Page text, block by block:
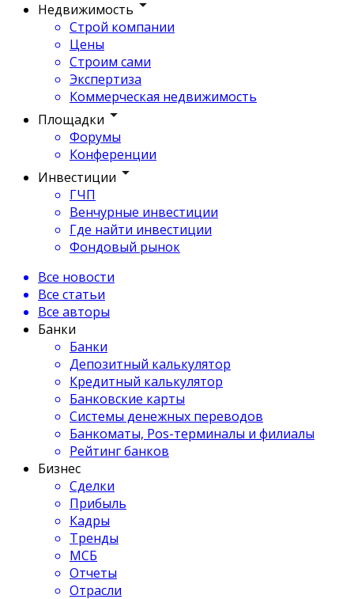
Недвижимость
Строй компании
Цены
Строим сами
Экспертиза
Коммерческая недвижимость
Площадки
Форумы
Конференции
Инвестиции
ГЧП
Венчурные инвестиции
Где найти инвестиции
Фондовый рынок
Все новости
Все статьи
Все авторы
Банки
Банки
Депозитный калькулятор
Кредитный калькулятор
Банковские карты
Системы денежных переводов
Банкоматы, Pos-терминалы и филиалы
Рейтинг банков
Бизнес
Сделки
Прибыль
Кадры
Тренды
МСБ
Отчеты
Отрасли